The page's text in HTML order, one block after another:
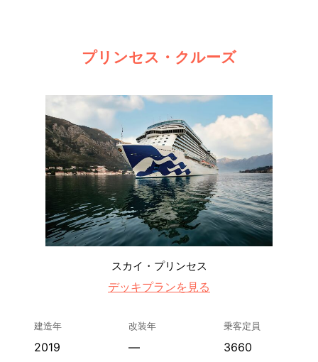
プリンセス・クルーズ
スカイ・プリンセス
デッキプランを見る
建造年
2019
改装年
—
乗客定員
3660